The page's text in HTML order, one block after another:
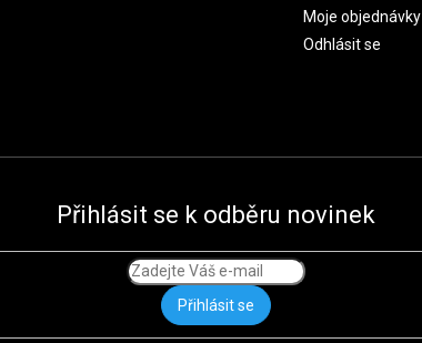
Moje objednávky
Odhlásit se
Přihlásit se k odběru novinek
Přihlásit se